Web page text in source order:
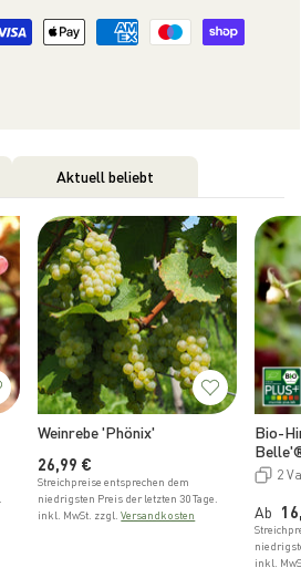
Aktuell beliebt
Weinrebe 'Phönix'
Normaler Preis
26,99 €
Streichpreise entsprechen dem
niedrigsten Preis der letzten 30 Tage.
inkl. MwSt. zzgl.Versandkosten
Bio-
2
Ab
inkl.